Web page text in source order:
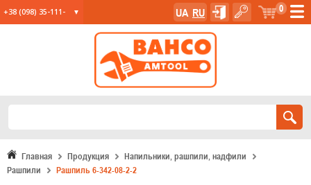
+38 (098) 35-111- 0
UA RU
Главная Продукция
Напильники, рашпили, надфили
Рашпили
Рашпиль 6-342-08-2-2